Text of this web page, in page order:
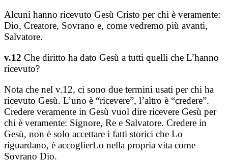
Alcuni hanno ricevuto Gesù Cristo per chi è veramente:
Dio, Creatore, Sovrano e, come vedremo più avanti,
Salvatore.
v.12 Che diritto ha dato Gesù a tutti quelli che L’hanno
ricevuto?
Nota che nel v.12, ci sono due termini usati per chi ha
ricevuto Gesù. L’uno è “ricevere”, l’altro è “credere”.
Credere veramente in Gesù vuol dire ricevere Gesù per
chi è veramente: Signore, Re e Salvatore. Credere in
Gesù, non è solo accettare i fatti storici che Lo
riguardano, è accoglierLo nella propria vita come
Sovrano Dio.